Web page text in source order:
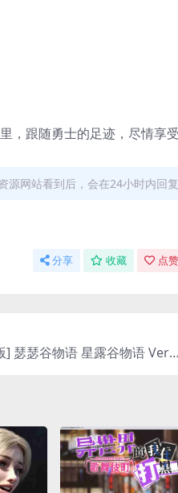
，跟随勇士的足迹，尽情享
源网站看到后，会在24小时内回
分享 收藏 点
] 瑟瑟谷物语 星露谷物语